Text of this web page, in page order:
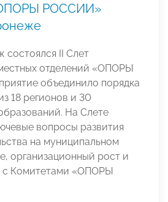
РОССИИ»
состоялся II Слет
отделений «ОПОРЫ
объединило порядка
18 регионов и 30
На Слете
вопросы развития
на муниципальном
организационный рост и
с Комитетами «ОПОРЫ